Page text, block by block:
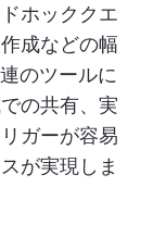
ホッククエ
成などの幅
のツールに
の共有、実
ガーが容易
が実現しま